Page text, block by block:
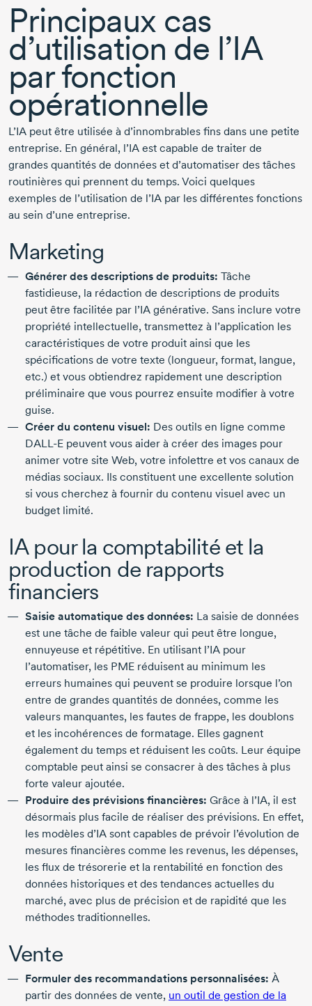
Principaux cas
d’utilisation de l’IA
par fonction
opérationnelle
L’IA peut être utilisée à d’innombrables fins dans une petite
entreprise. En général, l’IA est capable de traiter de
grandes quantités de données et d’automatiser des tâches
routinières qui prennent du temps. Voici quelques
exemples de l’utilisation de l’IA par les différentes fonctions
au sein d’une entreprise.
Marketing
Générer des descriptions de produits: Tâche
fastidieuse, la rédaction de descriptions de produits
peut être facilitée par l’IA générative. Sans inclure votre
propriété intellectuelle, transmettez à l’application les
caractéristiques de votre produit ainsi que les
spécifications de votre texte (longueur, format, langue,
etc.) et vous obtiendrez rapidement une description
préliminaire que vous pourrez ensuite modifier à votre
guise.
Créer du contenu visuel: Des outils en ligne comme
DALL-E peuvent vous aider à créer des images pour
animer votre site Web, votre infolettre et vos canaux de
médias sociaux. Ils constituent une excellente solution
si vous cherchez à fournir du contenu visuel avec un
budget limité.
IA pour la comptabilité et la
production de rapports
financiers
Saisie automatique des données: La saisie de données
est une tâche de faible valeur qui peut être longue,
ennuyeuse et répétitive. En utilisant l’IA pour
l’automatiser, les PME réduisent au minimum les
erreurs humaines qui peuvent se produire lorsque l’on
entre de grandes quantités de données, comme les
valeurs manquantes, les fautes de frappe, les doublons
et les incohérences de formatage. Elles gagnent
également du temps et réduisent les coûts. Leur équipe
comptable peut ainsi se consacrer à des tâches à plus
forte valeur ajoutée.
Produire des prévisions financières: Grâce à l’IA, il est
désormais plus facile de réaliser des prévisions. En effet,
les modèles d’IA sont capables de prévoir l’évolution de
mesures financières comme les revenus, les dépenses,
les flux de trésorerie et la rentabilité en fonction des
données historiques et des tendances actuelles du
marché, avec plus de précision et de rapidité que les
méthodes traditionnelles.
Vente
Formuler des recommandations personnalisées: À
partir des données de vente, un outil de gestion de la